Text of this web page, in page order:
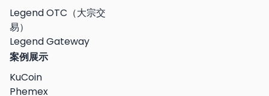
Legend OTC（大宗交
易）
Legend Gateway
案例展示
KuCoin
Phemex